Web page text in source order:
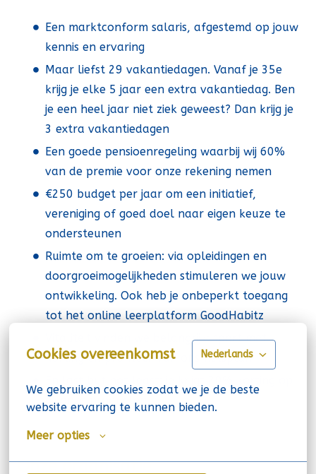
Cookies overeenkomst Nederlands
We gebruiken cookies zodat we je de beste
website ervaring te kunnen bieden.
Meer opties
Een marktconform salaris, afgestemd op jouw
kennis en ervaring
Maar liefst 29 vakantiedagen. Vanaf je 35e
krijg je elke 5 jaar een extra vakantiedag. Ben
je een heel jaar niet ziek geweest? Dan krijg je
3 extra vakantiedagen
Een goede pensioenregeling waarbij wij 60%
van de premie voor onze rekening nemen
€250 budget per jaar om een initiatief,
vereniging of goed doel naar eigen keuze te
ondersteunen
Ruimte om te groeien: via opleidingen en
doorgroeimogelijkheden stimuleren we jouw
ontwikkeling. Ook heb je onbeperkt toegang
tot het online leerplatform GoodHabitz
Vitaliteit vinden we belangrijk: sport met
korting en profiteer van ons fietsplan
al onze producten
Onze organisatie